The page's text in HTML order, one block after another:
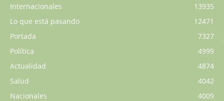
Internacionales
13935
Lo que está pasando
12471
Portada
7327
Política
4999
Actualidad
4874
Salud
4042
Nacionales
4009